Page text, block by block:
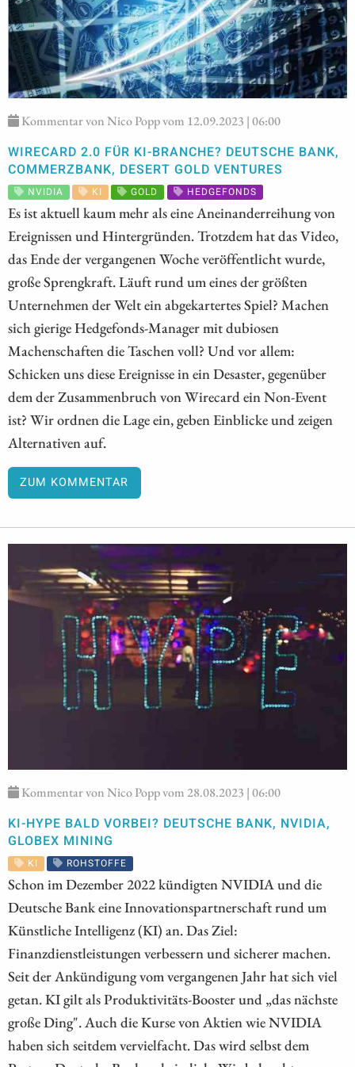
Kommentar von Nico Popp vom 12.09.2023 | 06:00
WIRECARD 2.0 FÜR KI-BRANCHE? DEUTSCHE BANK,
COMMERZBANK, DESERT GOLD VENTURES
NVIDIA KI GOLD HEDGEFONDS
Es ist aktuell kaum mehr als eine Aneinanderreihung von
Ereignissen und Hintergründen. Trotzdem hat das Video,
das Ende der vergangenen Woche veröffentlicht wurde,
große Sprengkraft. Läuft rund um eines der größten
Unternehmen der Welt ein abgekartertes Spiel? Machen
sich gierige Hedgefonds-Manager mit dubiosen
Machenschaften die Taschen voll? Und vor allem:
Schicken uns diese Ereignisse in ein Desaster, gegenüber
dem der Zusammenbruch von Wirecard ein Non-Event
ist? Wir ordnen die Lage ein, geben Einblicke und zeigen
Alternativen auf.
ZUM KOMMENTAR
Kommentar von Nico Popp vom 28.08.2023 | 06:00
KI-HYPE BALD VORBEI? DEUTSCHE BANK, NVIDIA,
GLOBEX MINING
KI ROHSTOFFE
Schon im Dezember 2022 kündigten NVIDIA und die
Deutsche Bank eine Innovationspartnerschaft rund um
Künstliche Intelligenz (KI) an. Das Ziel:
Finanzdienstleistungen verbessern und sicherer machen.
Seit der Ankündigung vom vergangenen Jahr hat sich viel
getan. KI gilt als Produktivitäts-Booster und „das nächste
große Ding". Auch die Kurse von Aktien wie NVIDIA
haben sich seitdem vervielfacht. Das wird selbst dem